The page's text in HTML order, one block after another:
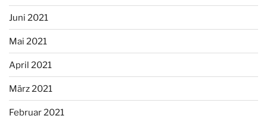
Juni 2021
Mai 2021
April 2021
März 2021
Februar 2021